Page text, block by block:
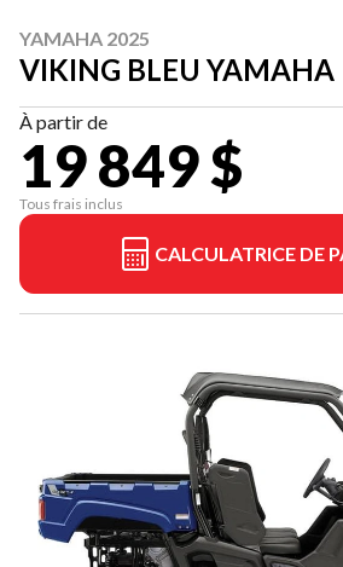
YAMAHA 2025
VIKING BLEU YAMAHA
À partir de
19 849 $
Tous frais inclus
CALCULATRICE DE